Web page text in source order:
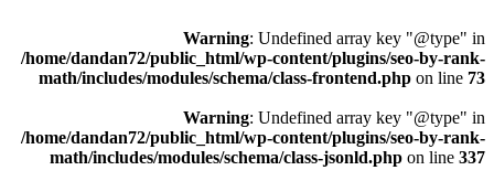
Warning: Undefined array key "@type" in
/home/dandan72/public_html/wp-content/plugins/seo-by-rank-
math/includes/modules/schema/class-frontend.php on line 73
Warning: Undefined array key "@type" in
/home/dandan72/public_html/wp-content/plugins/seo-by-rank-
math/includes/modules/schema/class-jsonld.php on line 337